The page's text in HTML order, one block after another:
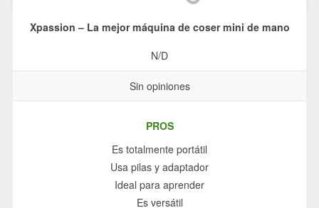
Xpassion – La mejor máquina de coser mini de mano
N/D
Sin opiniones
PROS
Es totalmente portátil
Usa pilas y adaptador
Ideal para aprender
Es versátil